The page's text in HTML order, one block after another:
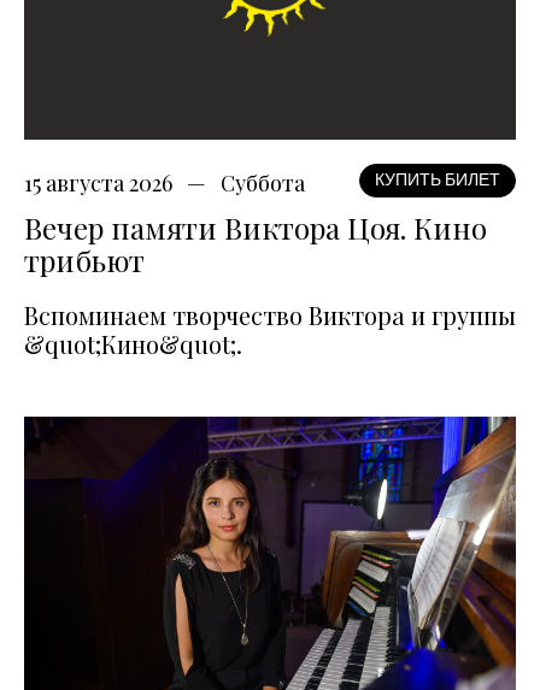
15 августа 2026 Суббота КУПИТЬ БИЛЕТ
Вечер памяти Виктора Цоя. Кино
трибьют
Вспоминаем творчество Виктора и группы
&quot;Кино&quot;.